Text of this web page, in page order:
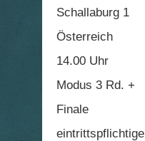
Schallaburg 1
Österreich
14.00 Uhr
Modus 3 Rd. +
Finale
eintrittspflichtige